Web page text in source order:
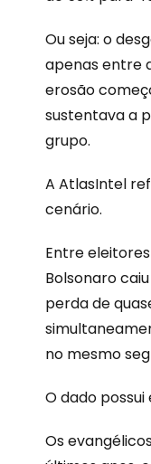
Ou seja: o
apenas entre
erosão
sustentava a
grupo.
A AtlasIntel
cenário.
Entre
Bolsonaro
perda de
no mesmo
O dado
Os